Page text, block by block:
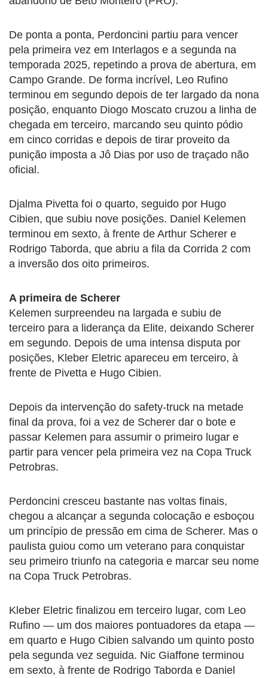
De ponta a ponta, Perdoncini partiu para vencer
pela primeira vez em Interlagos e a segunda na
temporada 2025, repetindo a prova de abertura, em
Campo Grande. De forma incrível, Leo Rufino
terminou em segundo depois de ter largado da nona
posição, enquanto Diogo Moscato cruzou a linha de
chegada em terceiro, marcando seu quinto pódio
em cinco corridas e depois de tirar proveito da
punição imposta a Jô Dias por uso de traçado não
oficial.
Djalma Pivetta foi o quarto, seguido por Hugo
Cibien, que subiu nove posições. Daniel Kelemen
terminou em sexto, à frente de Arthur Scherer e
Rodrigo Taborda, que abriu a fila da Corrida 2 com
a inversão dos oito primeiros.
A primeira de Scherer
Kelemen surpreendeu na largada e subiu de
terceiro para a liderança da Elite, deixando Scherer
em segundo. Depois de uma intensa disputa por
posições, Kleber Eletric apareceu em terceiro, à
frente de Pivetta e Hugo Cibien.
Depois da intervenção do safety-truck na metade
final da prova, foi a vez de Scherer dar o bote e
passar Kelemen para assumir o primeiro lugar e
partir para vencer pela primeira vez na Copa Truck
Petrobras.
Perdoncini cresceu bastante nas voltas finais,
chegou a alcançar a segunda colocação e esboçou
um princípio de pressão em cima de Scherer. Mas o
paulista guiou como um veterano para conquistar
seu primeiro triunfo na categoria e marcar seu nome
na Copa Truck Petrobras.
Kleber Eletric finalizou em terceiro lugar, com Leo
Rufino — um dos maiores pontuadores da etapa —
em quarto e Hugo Cibien salvando um quinto posto
pela segunda vez seguida. Nic Giaffone terminou
em sexto, à frente de Rodrigo Taborda e Daniel